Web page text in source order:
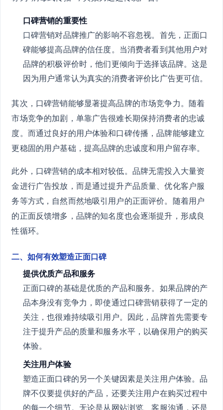
口碑营销的重要性
口碑营销对品牌推广的影响不容忽视。首先，正面口
碑能够提高品牌的信任度。当消费者看到其他用户对
品牌的积极评价时，他们更倾向于选择该品牌。这是
因为用户通常认为真实的消费者评价比广告更可信。
其次，口碑营销能够显著提高品牌的市场竞争力。随着
市场竞争的加剧，单靠广告很难长期保持消费者的忠诚
度。而通过良好的用户体验和口碑传播，品牌能够建立
更稳固的用户基础，提高品牌的忠诚度和用户留存率。
此外，口碑营销的成本相对较低。品牌无需投入大量资
金进行广告投放，而是通过提升产品质量、优化客户服
务等方式，自然而然地吸引用户的正面评价。随着用户
的正面反馈增多，品牌的知名度也会逐渐提升，形成良
性循环。
二、如何有效塑造正面口碑
提供优质产品和服务
正面口碑的基础是优质的产品和服务。如果品牌的产
品本身没有竞争力，即使通过口碑营销获得了一定的
关注，也很难持续吸引用户。因此，品牌首先需要专
注于提升产品的质量和服务水平，以确保用户的购买
体验。
关注用户体验
塑造正面口碑的另一个关键因素是关注用户体验。品
牌不仅要提供好的产品，还要关注用户在购买过程中
的每一个细节。无论是从网站浏览、客服沟通，还是